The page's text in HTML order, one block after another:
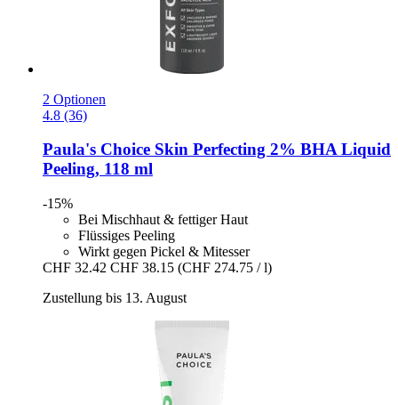
2 Optionen
4.8 (36)
Paula's Choice Skin Perfecting 2% BHA Liquid
Peeling, 118 ml
-15%
Bei Mischhaut & fettiger Haut
Flüssiges Peeling
Wirkt gegen Pickel & Mitesser
CHF 32.42 CHF 38.15 (CHF 274.75 / l)
Zustellung bis 13. August